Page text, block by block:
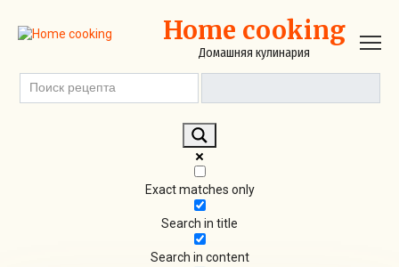
контенту
Home cooking
Домашняя кулинария
Exact matches only
Search in title
Search in content